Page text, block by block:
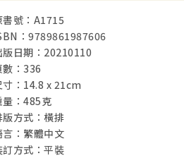
書號：A1715
：9789861987606
版日期：20210110
數：336
寸：14.8 x 21cm
量：485克
版方式：橫排
言：繁體中文
訂方式：平裝